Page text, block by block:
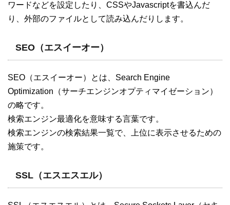
ワードなどを設定したり、CSSやJavascriptを書込んだ
り、外部のファイルとして読み込んだりします。
SEO（エスイーオー）
SEO（エスイーオー）とは、Search Engine
Optimization（サーチエンジンオプティマイゼーション）
の略です。
検索エンジン最適化を意味する言葉です。
検索エンジンの検索結果一覧で、上位に表示させるための
施策です。
SSL（エスエスエル）